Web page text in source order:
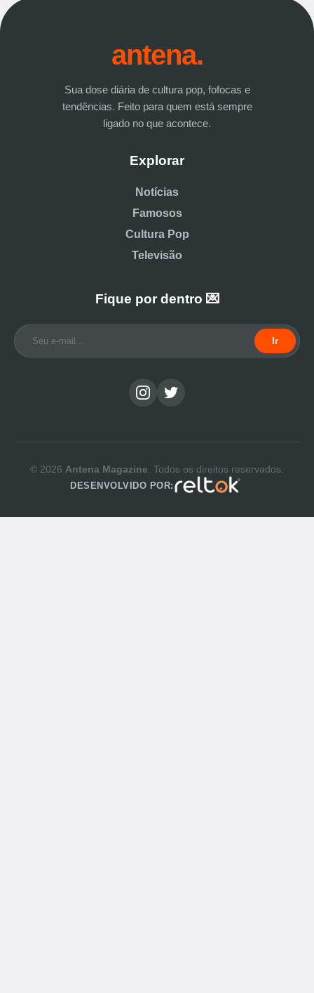
antena.
Sua dose diária de cultura pop, fofocas e
tendências. Feito para quem está sempre
ligado no que acontece.
Explorar
Notícias
Famosos
Cultura Pop
Televisão
Fique por dentro 💌
Ir
© 2026 Antena Magazine . Todos os direitos reservados.
DESENVOLVIDO POR: